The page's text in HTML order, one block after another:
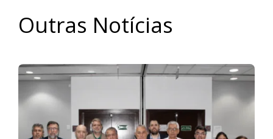
Outras Notícias